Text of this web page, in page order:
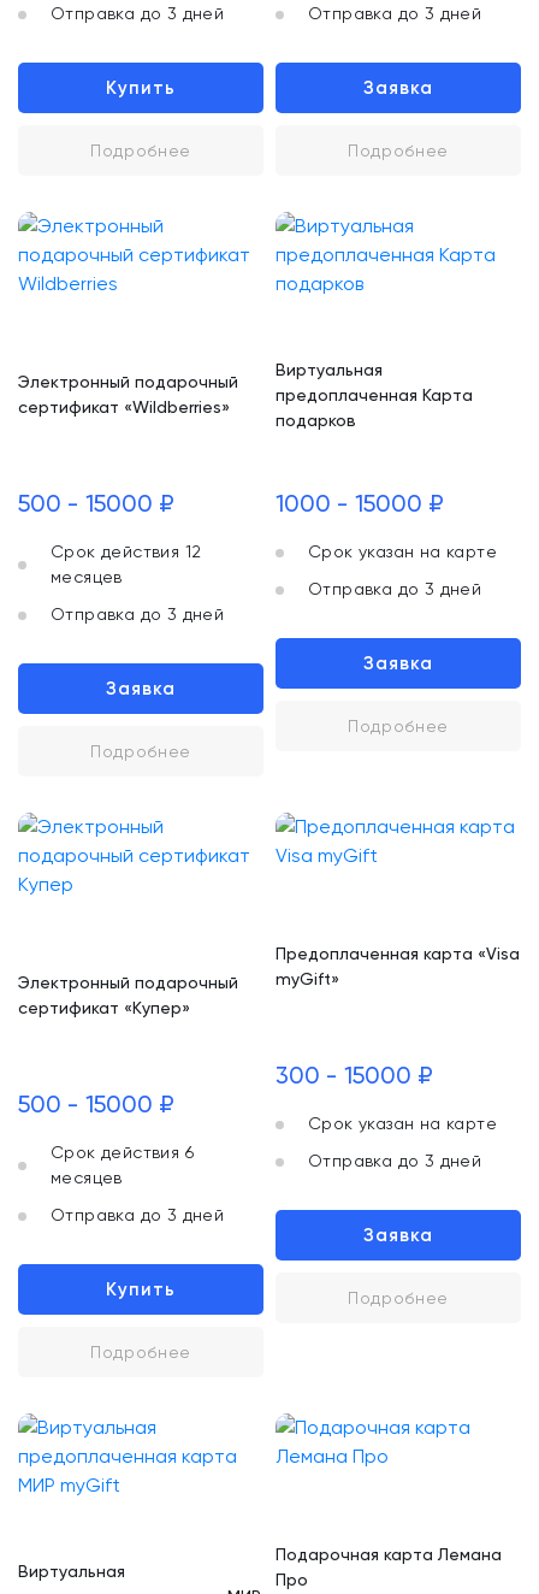
Отправка до 3 дней
Купить
Подробнее
Отправка до 3 дней
Заявка
Подробнее
Электронный подарочный
сертификат «Wildberries»
500 - 15000 ₽
Срок действия 12
месяцев
Отправка до 3 дней
Заявка
Подробнее
Виртуальная
предоплаченная Карта
подарков
1000 - 15000 ₽
Срок указан на карте
Отправка до 3 дней
Заявка
Подробнее
Электронный подарочный
сертификат «Купер»
500 - 15000 ₽
Срок действия 6
месяцев
Отправка до 3 дней
Купить
Подробнее
Предоплаченная карта «Visa
myGift»
300 - 15000 ₽
Срок указан на карте
Отправка до 3 дней
Заявка
Подробнее
Виртуальная
Подарочная карта Лемана
Про